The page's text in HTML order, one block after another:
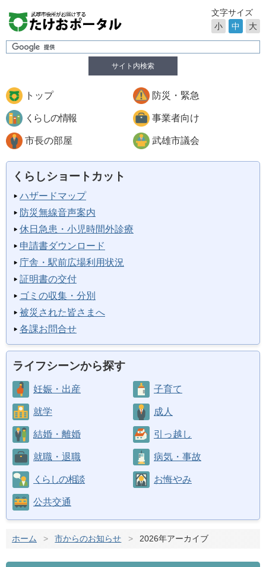
サイト内検索
文字サイズ
小
中 大
トップ 防災・緊急
くらしの情報 事業者向け
市長の部屋 武雄市議会
くらしショートカット
ハザードマップ
防災無線音声案内
休日急患・小児時間外診療
申請書ダウンロード
庁舎・駅前広場利用状況
証明書の交付
ゴミの収集・分別
被災された皆さまへ
各課お問合せ
ライフシーンから探す
妊娠・出産 子育て
就学 成人
結婚・離婚 引っ越し
就職・退職 病気・事故
くらしの相談 お悔やみ
公共交通
ホーム > 市からのお知らせ > 2026年アーカイブ